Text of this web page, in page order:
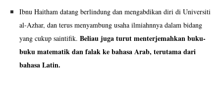
Ibnu Haitham datang berlindung dan mengabdikan diri di Universiti
al-Azhar, dan terus menyambung usaha ilmiahnnya dalam bidang
yang cukup saintifik. Beliau juga turut menterjemahkan buku-
buku matematik dan falak ke bahasa Arab, terutama dari
bahasa Latin.